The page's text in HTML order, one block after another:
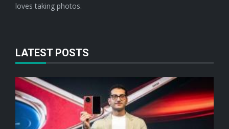
loves taking photos.
LATEST POSTS